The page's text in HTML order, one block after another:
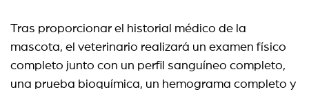
Tras proporcionar el historial médico de la
mascota, el veterinario realizará un examen físico
completo junto con un perfil sanguíneo completo,
una prueba bioquímica, un hemograma completo y